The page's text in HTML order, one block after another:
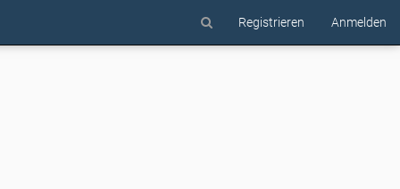
Registrieren Anmelden